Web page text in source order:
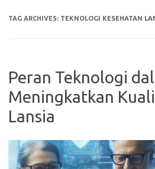
TAG ARCHIVES: TEKNOLOGI KESEHATAN
Peran Teknologi
Meningkatkan
Lansia